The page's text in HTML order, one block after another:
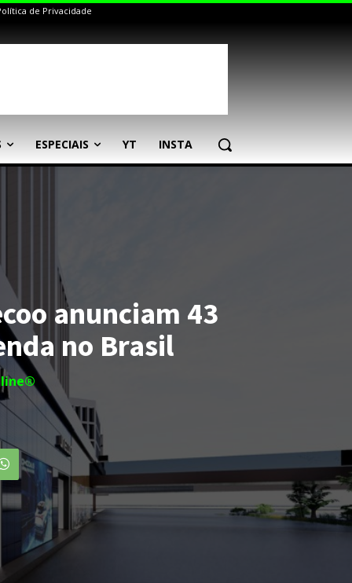
de Privacidade
ESPECIAIS YT INSTA
anunciam 43
no Brasil